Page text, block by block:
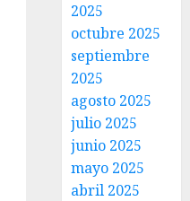
2025
octubre 2025
septiembre
2025
agosto 2025
julio 2025
junio 2025
mayo 2025
abril 2025